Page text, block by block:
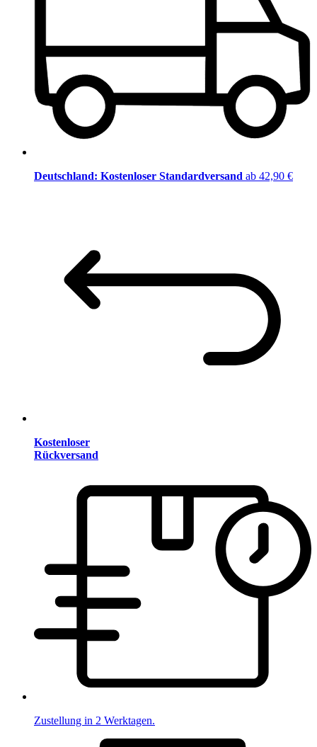
Deutschland: Kostenloser Standardversand ab 42,90 €
Kostenloser
Rückversand
Zustellung in 2 Werktagen.